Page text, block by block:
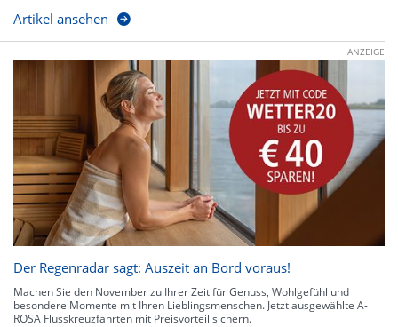
Artikel ansehen
ANZEIGE
Der Regenradar sagt: Auszeit an Bord voraus!
Machen Sie den November zu Ihrer Zeit für Genuss, Wohlgefühl und
besondere Momente mit Ihren Lieblingsmenschen. Jetzt ausgewählte A-
ROSA Flusskreuzfahrten mit Preisvorteil sichern.